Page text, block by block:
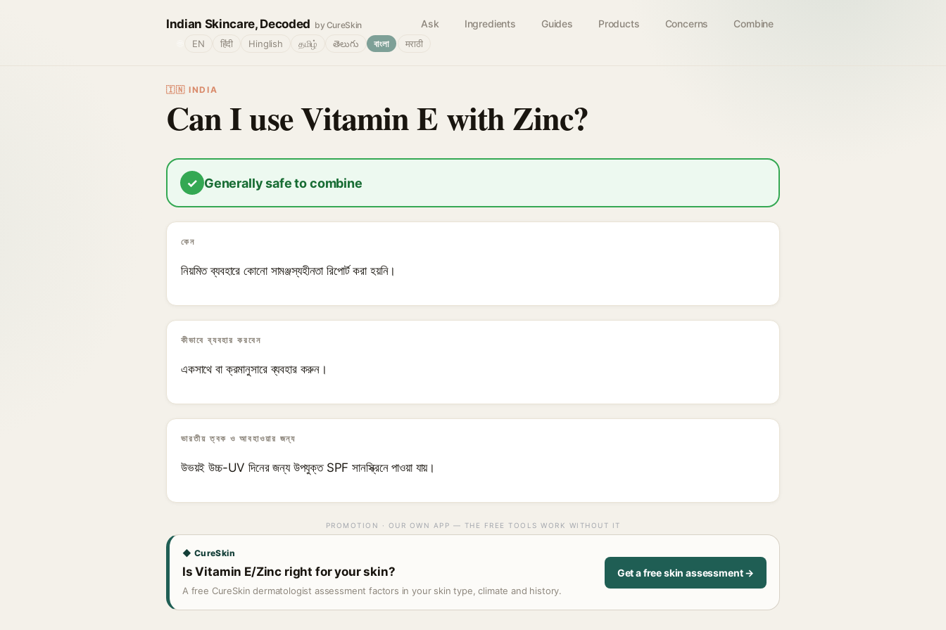
Indian Skincare, Decoded by CureSkin Ask Ingredients Guides Products Concerns Combine
EN हिंदी Hinglish தமிழ் తెలుగు বাংলা मराठी
🇮🇳 INDIA
Can I use Vitamin E with Zinc?
✓ Generally safe to combine
কেন
নিয়মিত ব্যবহারে কোনো সামঞ্জস্যহীনতা রিপোর্ট করা হয়নি।
কীভাবে ব্যবহার করবেন
একসাথে বা ক্রমানুসারে ব্যবহার করুন।
ভারতীয় ত্বক ও আবহাওয়ার জন্য
উভয়ই উচ্চ-UV দিনের জন্য উপযুক্ত SPF সানস্ক্রিনে পাওয়া যায়।
PROMOTION · OUR OWN APP — THE FREE TOOLS WORK WITHOUT IT
◆ CureSkin
Is Vitamin E/Zinc right for your skin?
A free CureSkin dermatologist assessment factors in your skin type, climate and history.
Get a free skin assessment →